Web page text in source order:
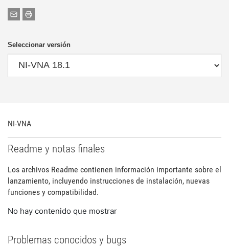
Seleccionar versión
NI-VNA
Readme y notas finales
Los archivos Readme contienen información importante sobre el
lanzamiento, incluyendo instrucciones de instalación, nuevas
funciones y compatibilidad.
No hay contenido que mostrar
Problemas conocidos y bugs